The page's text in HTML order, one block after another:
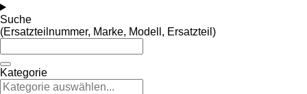
Suche
(Ersatzteilnummer, Marke, Modell, Ersatzteil)
Kategorie